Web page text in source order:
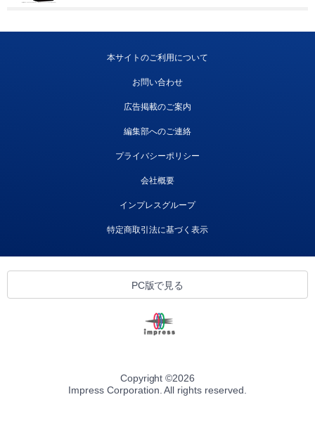
本サイトのご利用について
お問い合わせ
広告掲載のご案内
編集部へのご連絡
プライバシーポリシー
会社概要
インプレスグループ
特定商取引法に基づく表示
PC版で見る
Copyright ©2026
Impress Corporation. All rights reserved.